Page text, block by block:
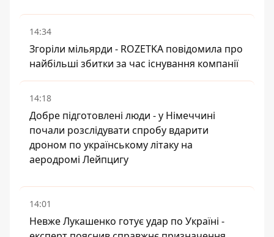
14:34
Згоріли мільярди - ROZETKA повідомила про
найбільші збитки за час існування компанії
14:18
Добре підготовлені люди - у Німеччині
почали розслідувати спробу вдарити
дроном по українському літаку на
аеродромі Лейпцигу
14:01
Невже Лукашенко готує удар по Україні -